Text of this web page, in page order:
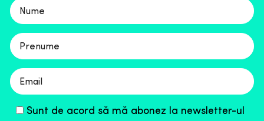
Please
leave
this
field
empty.
Sunt de acord să mă abonez la newsletter-ul